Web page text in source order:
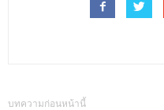
บทความก่อนหน้านี้